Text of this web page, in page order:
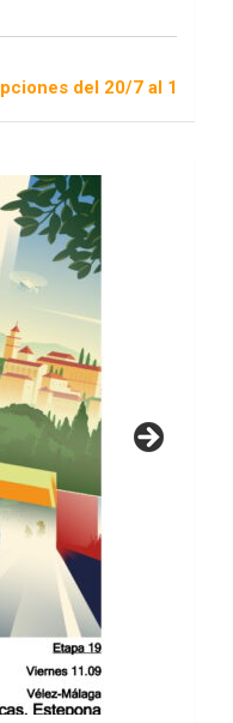
16/8 / Sorteo 1 de